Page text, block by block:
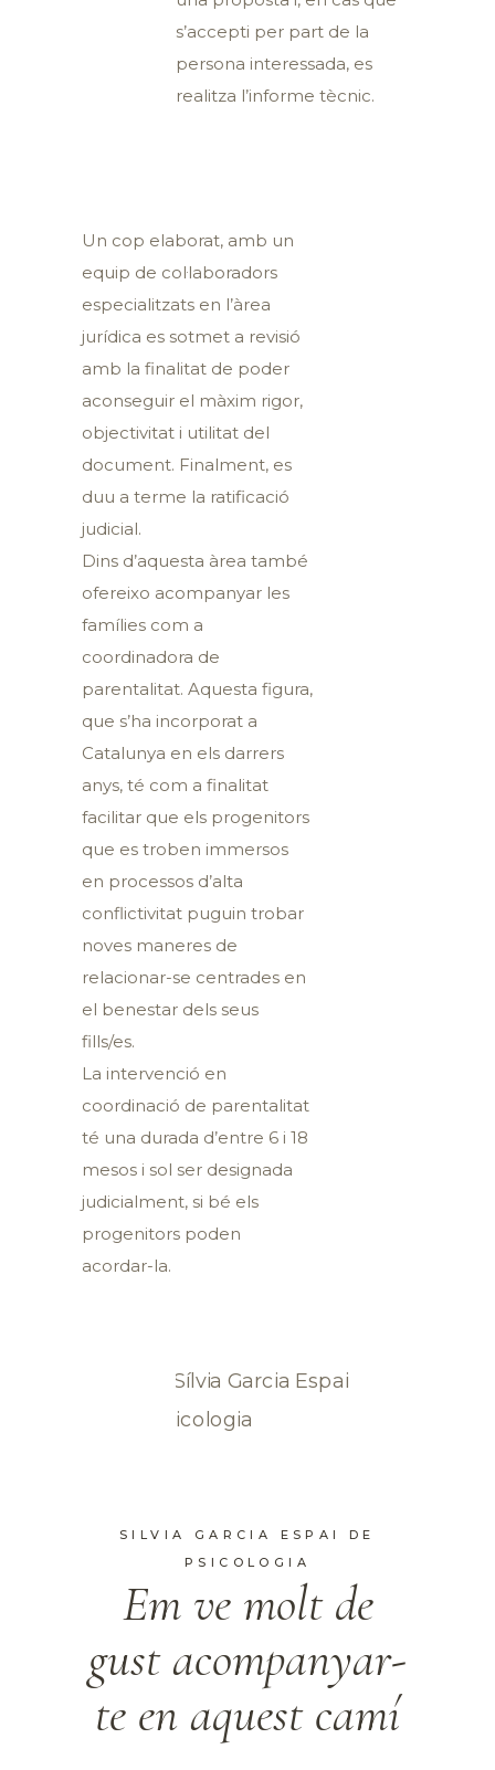
s’accepti per part de la
persona interessada, es
realitza l’informe tècnic.
Un cop elaborat, amb un
equip de col·laboradors
especialitzats en l’àrea
jurídica es sotmet a revisió
amb la finalitat de poder
aconseguir el màxim rigor,
objectivitat i utilitat del
document. Finalment, es
duu a terme la ratificació
judicial.
Dins d’aquesta àrea també
ofereixo acompanyar les
famílies com a
coordinadora de
parentalitat. Aquesta figura,
que s’ha incorporat a
Catalunya en els darrers
anys, té com a finalitat
facilitar que els progenitors
que es troben immersos
en processos d’alta
conflictivitat puguin trobar
noves maneres de
relacionar-se centrades en
el benestar dels seus
fills/es.
La intervenció en
coordinació de parentalitat
té una durada d’entre 6 i 18
mesos i sol ser designada
judicialment, si bé els
progenitors poden
acordar-la.
SILVIA GARCIA ESPAI DE
PSICOLOGIA
Em ve molt de
gust acompanyar-
te en aquest camí